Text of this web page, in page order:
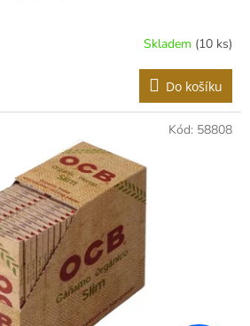
Skladem (10 ks)
Do košíku
Kód: 58808